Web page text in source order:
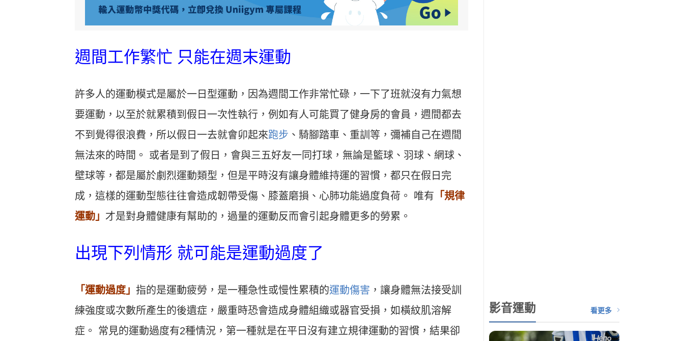
週間工作繁忙 只能在週末運動
許多人的運動模式是屬於一日型運動，因為週間工作非常忙碌，一下了班就沒有力氣想
要運動，以至於就累積到假日一次性執行，例如有人可能買了健身房的會員，週間都去
不到覺得很浪費，所以假日一去就會卯起來跑步 、騎腳踏車、重訓等，彌補自己在週間
無法來的時間。 或者是到了假日，會與三五好友一同打球，無論是籃球、羽球、網球、
壁球等，都是屬於劇烈運動類型，但是平時沒有讓身體維持運的習慣，都只在假日完
成，這樣的運動型態往往會造成韌帶受傷、膝蓋磨損、心肺功能過度負荷。 唯有 「規律
運動」 才是對身體健康有幫助的，過量的運動反而會引起身體更多的勞累。
出現下列情形 就可能是運動過度了
「運動過度」 指的是運動疲勞，是一種急性或慢性累積的運動傷害 ，讓身體無法接受訓
練強度或次數所產生的後遺症，嚴重時恐會造成身體組織或器官受損，如橫紋肌溶解
症。 常見的運動過度有2種情況，第一種就是在平日沒有建立規律運動的習慣，結果卻
影音運動 看更多